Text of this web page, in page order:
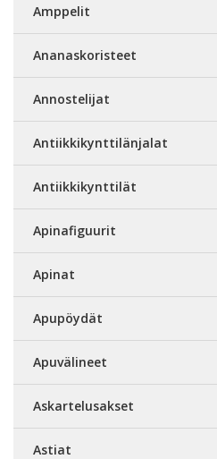
Amppelit
Ananaskoristeet
Annostelijat
Antiikkikynttilänjalat
Antiikkikynttilät
Apinafiguurit
Apinat
Apupöydät
Apuvälineet
Askartelusakset
Astiat